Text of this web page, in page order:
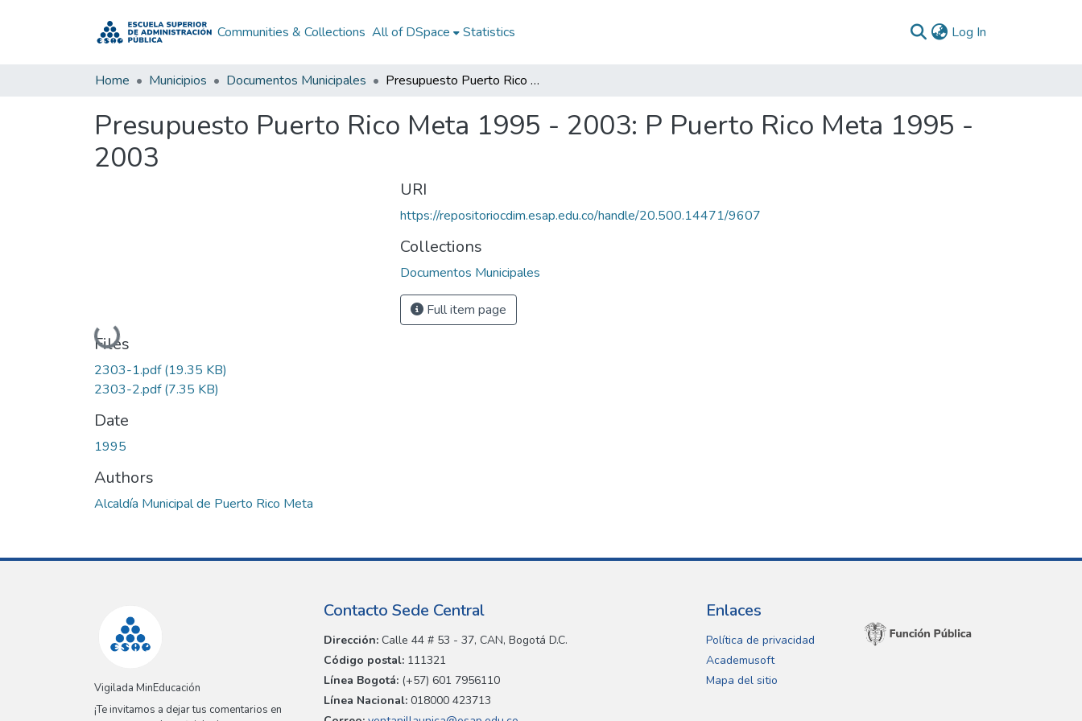
Communities & Collections All of DSpace Statistics Log In
Home Municipios Documentos Municipales Presupuesto Puerto Rico Meta 1995 - 2003: P Puerto Rico Meta 1995 - 2003
Presupuesto Puerto Rico Meta 1995 - 2003: P Puerto Rico Meta 1995 -
2003
Loading...
Files
2303-1.pdf(19.35 KB)
2303-2.pdf(7.35 KB)
Date
1995
Authors
Alcaldía Municipal de Puerto Rico Meta
URI
https://repositoriocdim.esap.edu.co/handle/20.500.14471/9607
Collections
Documentos Municipales
Full item page
Vigilada MinEducación
¡Te invitamos a dejar tus comentarios en
Contacto Sede Central
Dirección: Calle 44 # 53 - 37, CAN, Bogotá D.C.
Código postal: 111321
Línea Bogotá: (+57) 601 7956110
Línea Nacional: 018000 423713
Enlaces
Política de privacidad
Academusoft
Mapa del sitio